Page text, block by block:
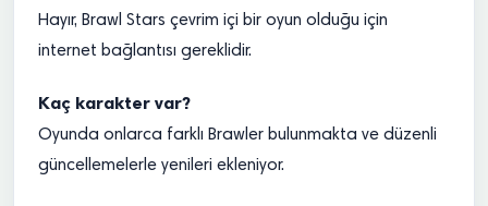
Hayır, Brawl Stars çevrim içi bir oyun olduğu için
internet bağlantısı gereklidir.
Kaç karakter var?
Oyunda onlarca farklı Brawler bulunmakta ve düzenli
güncellemelerle yenileri ekleniyor.